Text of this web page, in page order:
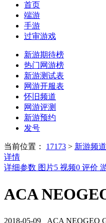
首页
端游
手游
过审游戏
新游期待榜
热门网游榜
新游测试表
网游开服表
怀旧频道
网游评测
新游预约
发号
当前位置： 17173 > 新游频道
详情
详细参数 图片5 视频0 评价
ACA
2018-05-09 ACA NEOGEO